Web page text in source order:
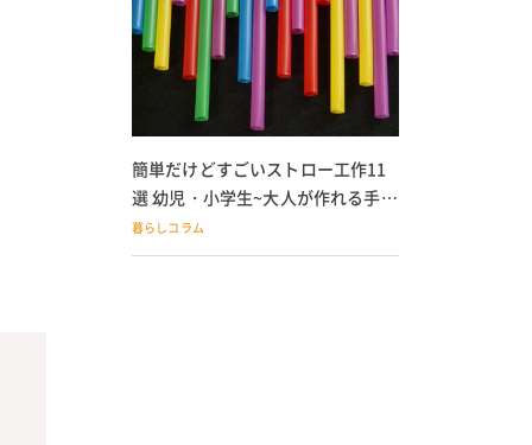
簡単だけどすごいストロー工作11
選 幼児・小学生~大人が作れる手作
りおもちゃ
暮らしコラム